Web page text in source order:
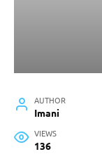
AUTHOR
Imani
VIEWS
136